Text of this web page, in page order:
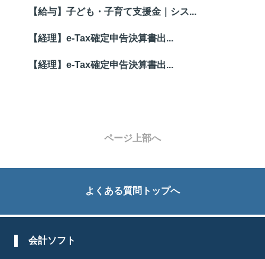
【給与】子ども・子育て支援金｜シス...
【経理】e-Tax確定申告決算書出...
【経理】e-Tax確定申告決算書出...
ページ上部へ
よくある質問トップへ
会計ソフト